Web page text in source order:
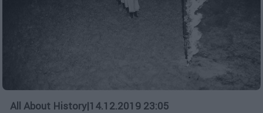
All About History|14.12.2019 23:05